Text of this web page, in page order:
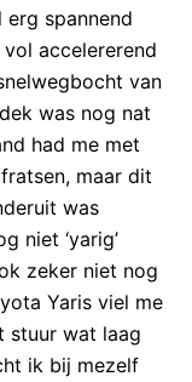
spannend
accelererend
van
was nog nat
had me met
maar dit
was
niet ‘yarig’
zeker niet nog
Yaris viel me
stuur wat laag
ik bij mezelf